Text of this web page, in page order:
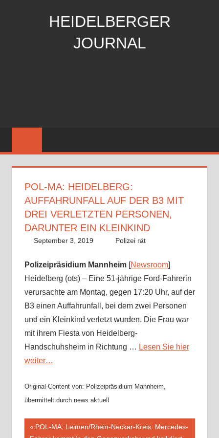
HEIDELBERGER
JOURNAL
POL-MA: HEIDELBERG:
AUFFAHRUNFALL AUF DER B3 MIT
DREI VERLETZTEN PERSONEN,
DARUNTER EIN KLEINKIND
September 3, 2019 Richard Uhl
Polizei rät
Polizeipräsidium Mannheim[ Newsroom]
Heidelberg (ots) – Eine 51-jährige Ford-Fahrerin
verursachte am Montag, gegen 17:20 Uhr, auf der
B3 einen Auffahrunfall, bei dem zwei Personen
und ein Kleinkind verletzt wurden. Die Frau war
mit ihrem Fiesta von Heidelberg-
Handschuhsheim in Richtung … Lesen Sie hier
weiter…
Original-Content von: Polizeipräsidium Mannheim,
übermittelt durch news aktuell
Beitragsnavigation
Vorheriger
POL-MA: Leimen/Rhein-Neckar-Kreis: Mercedes-